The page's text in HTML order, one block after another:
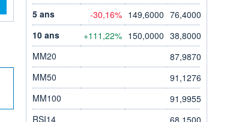
5 ans
-30,16% 149,6000 76,4000
10 ans
+111,22% 150,0000 38,8000
MM20
87,9870
MM50
91,1276
MM100
91,9955
RSI14
68,1500